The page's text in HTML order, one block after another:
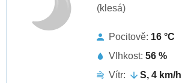
(klesá)
Pocitově: 16 °C
Vlhkost: 56 %
Vítr:
S, 4 km/h